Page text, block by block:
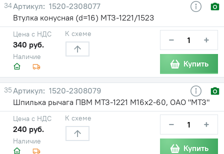
34
1520-2308077
Втулка конусная (d=16) МТЗ-1221/1523
Наличие
Цена с НДС
340 руб.
К схеме − +
Купить
35
1520-2308079
Шпилька рычага ПВМ МТЗ-1221 М16х2-60, ОАО "МТЗ"
Наличие
Цена с НДС
240 руб.
К схеме − +
Купить